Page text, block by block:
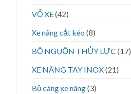
VỎ XE(42)
Xe nâng cắt kéo (8)
BỘ NGUỒN THỦY LỰC (17)
XE NÂNG TAY INOX(21)
Bộ càng xe nâng(3)